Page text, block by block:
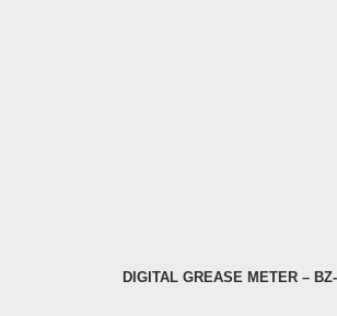
DIGITAL GREASE METER –